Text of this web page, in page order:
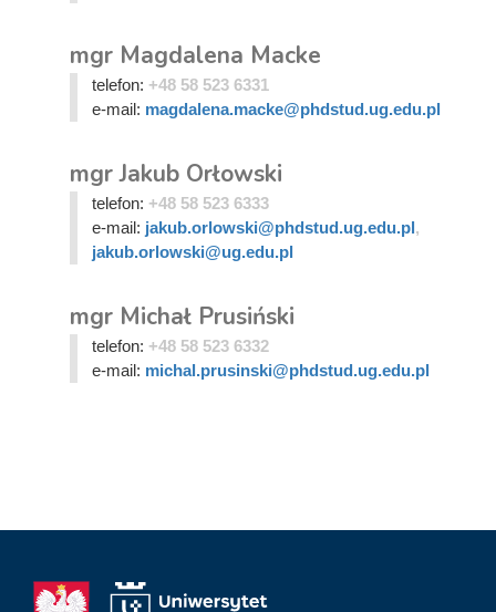
mgr Magdalena Macke
telefon: +48 58 523 6331
e-mail: magdalena.macke@phdstud.ug.edu.pl
mgr Jakub Orłowski
telefon: +48 58 523 6333
e-mail: jakub.orlowski@phdstud.ug.edu.pl,
jakub.orlowski@ug.edu.pl
mgr Michał Prusiński
telefon: +48 58 523 6332
e-mail: michal.prusinski@phdstud.ug.edu.pl